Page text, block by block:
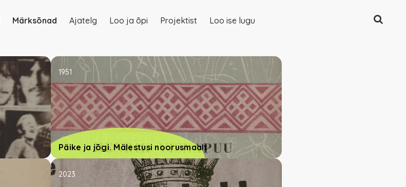
Märksõnad Ajatelg Loo ja õpi Projektist Loo ise lugu
Otsing
Päike ja jõgi. Mälestusi noorusmaalt
1951
2023